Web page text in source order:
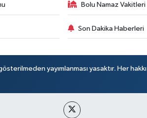
Bolu Namaz Vakitleri
Son Dakika Haberleri
yayımlanması yasaktır. Her hakkı